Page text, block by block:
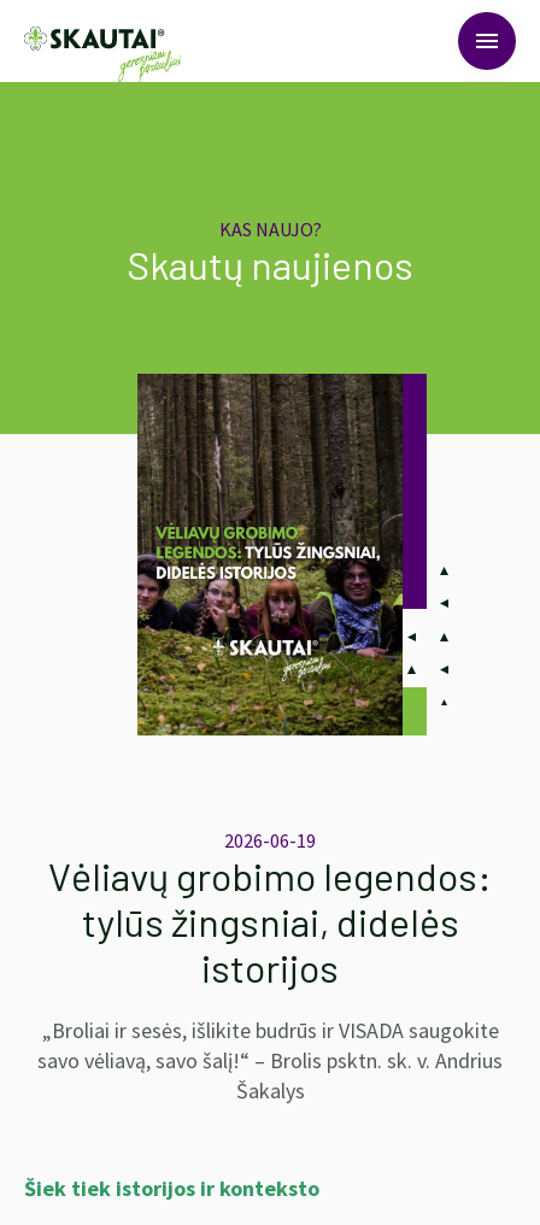
menu
KAS NAUJO?
Skautų naujienos
2026-06-19
Vėliavų grobimo legendos:
tylūs žingsniai, didelės
istorijos
„Broliai ir sesės, išlikite budrūs ir VISADA saugokite
savo vėliavą, savo šalį!“ – Brolis psktn. sk. v. Andrius
Šakalys
Šiek tiek istorijos ir konteksto